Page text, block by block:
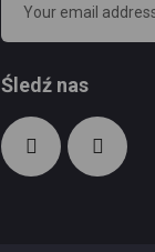
Śledź nas